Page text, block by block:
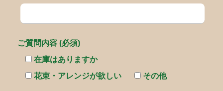
ご質問内容 (必須)
在庫はありますか
花束・アレンジが欲しい
その他